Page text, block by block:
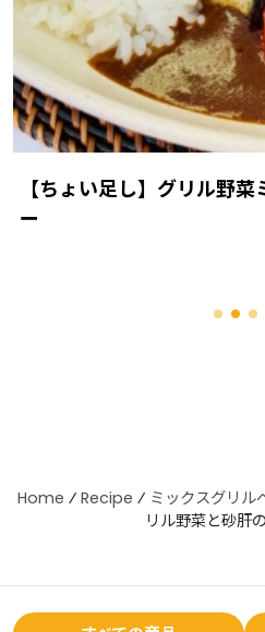
【ちょい足し】グリル野
ー
Home ⁄ Recipe ⁄ ミックスグリル
リル野菜と砂肝